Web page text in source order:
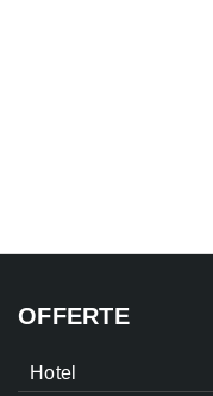
OFFERTE
Hotel